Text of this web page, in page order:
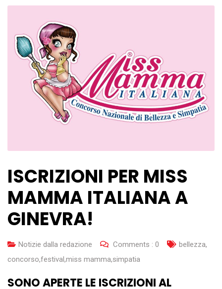
ISCRIZIONI PER MISS
MAMMA ITALIANA A
GINEVRA!
Notizie dalla redazione Comments : 0 bellezza,
concorso,festival,miss mamma,simpatia
SONO APERTE LE ISCRIZIONI AL